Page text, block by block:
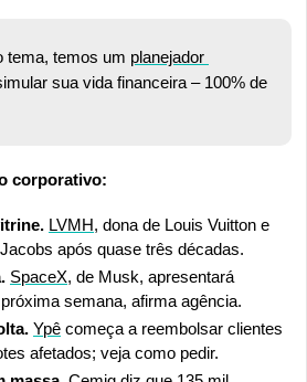
tema, temos um planejador
sua vida financeira – 100% de
corporativo:
LVMH, dona de Louis Vuitton e
após quase três décadas.
SpaceX, de Musk, apresentará
semana, afirma agência.
Ypê começa a reembolsar clientes
afetados; veja como pedir.